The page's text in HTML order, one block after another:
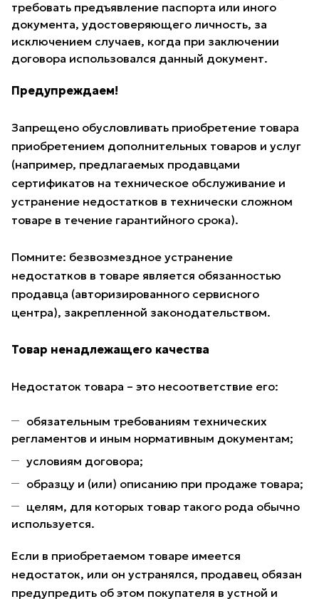
требовать предъявление паспорта или иного
документа, удостоверяющего личность, за
исключением случаев, когда при заключении
договора использовался данный документ.
Предупреждаем!
Запрещено обусловливать приобретение товара
приобретением дополнительных товаров и услуг
(например, предлагаемых продавцами
сертификатов на техническое обслуживание и
устранение недостатков в технически сложном
товаре в течение гарантийного срока).
Помните: безвозмездное устранение
недостатков в товаре является обязанностью
продавца (авторизированного сервисного
центра), закрепленной законодательством.
Товар ненадлежащего качества
Недостаток товара – это несоответствие его:
обязательным требованиям технических
регламентов и иным нормативным документам;
условиям договора;
образцу и (или) описанию при продаже товара;
целям, для которых товар такого рода обычно
используется.
Если в приобретаемом товаре имеется
недостаток, или он устранялся, продавец обязан
предупредить об этом покупателя в устной и